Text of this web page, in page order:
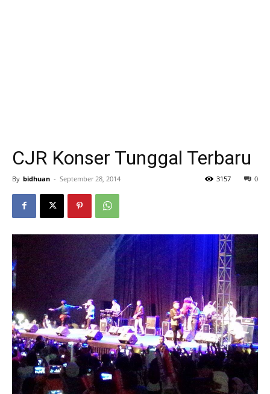
CJR Konser Tunggal Terbaru
By bidhuan - September 28, 2014 0
3157